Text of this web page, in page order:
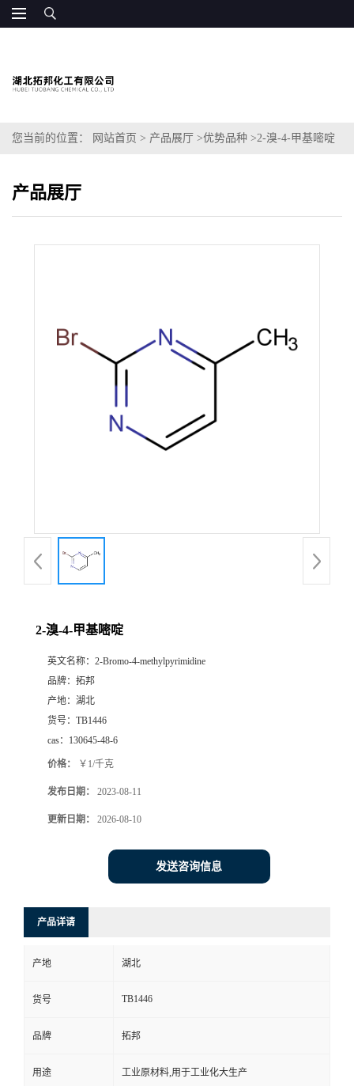
您当前的位置： 网站首页 > 产品展厅 >优势品种 >2-溴-4-甲基嘧啶
产品展厅
2-溴-4-甲基嘧啶
英文名称： 2-Bromo-4-methylpyrimidine
品牌： 拓邦
产地： 湖北
货号： TB1446
cas： 130645-48-6
价格： ￥1/千克
发布日期： 2023-08-11
更新日期： 2026-08-10
发送咨询信息
产品详请
产地 湖北
货号 TB1446
品牌 拓邦
用途 工业原材料,用于工业化大生产